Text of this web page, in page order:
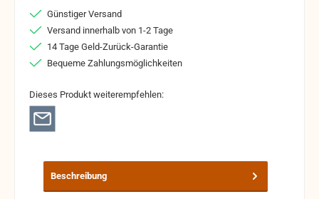
Günstiger Versand
Versand innerhalb von 1-2 Tage
14 Tage Geld-Zurück-Garantie
Bequeme Zahlungsmöglichkeiten
Dieses Produkt weiterempfehlen:
Beschreibung